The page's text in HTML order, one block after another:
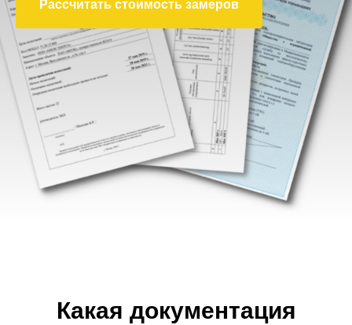
Рассчитать стоимость замеров
Какая документация